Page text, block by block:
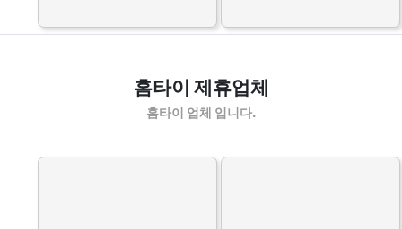
홈타이 제휴업체
홈타이 업체 입니다.